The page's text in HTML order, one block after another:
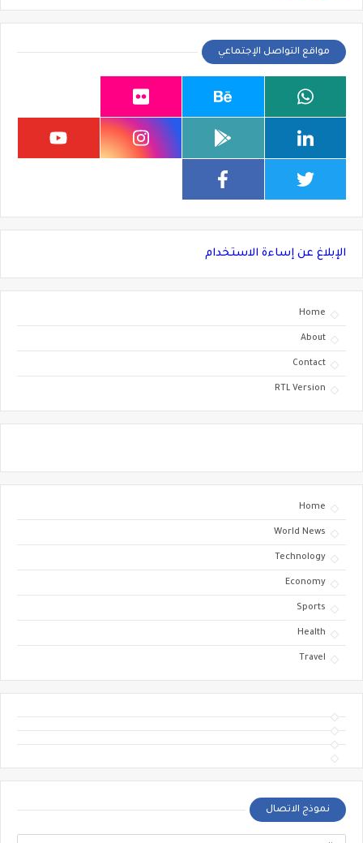
مواقع التواصل الإجتماعي
الإبلاغ عن إساءة الاستخدام
Home
About
Contact
RTL Version
Home
World News
Technology
Economy
Sports
Health
Travel
نموذج الاتصال